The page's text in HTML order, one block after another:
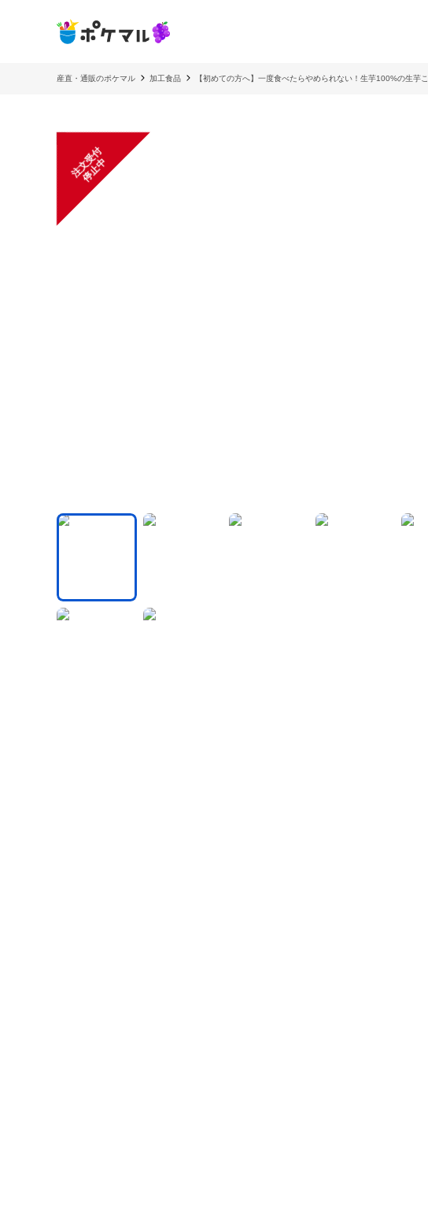
産直・通販のポケマル 加工食品 【初めての方へ】一度食べたらやめられない！生芋100%の生芋
注
文
受
付
停
止
中